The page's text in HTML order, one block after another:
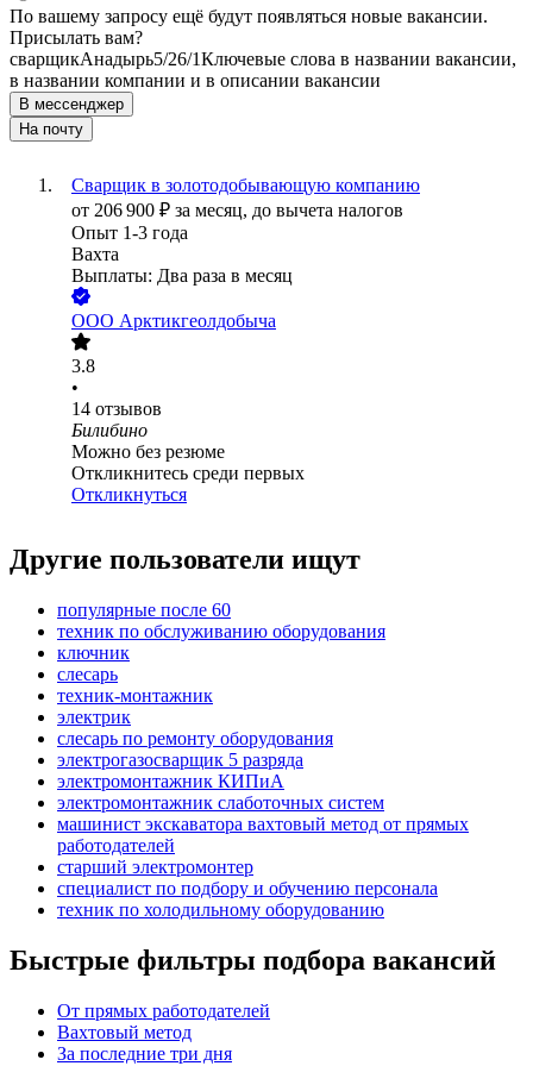
По вашему запросу ещё будут появляться новые вакансии.
Присылать вам?
сварщикАнадырь5/26/1Ключевые слова в названии вакансии,
в названии компании и в описании вакансии
В мессенджер
На почту
Сварщик в золотодобывающую компанию
от 206 900 ₽ за месяц, до вычета налогов
Опыт 1-3 года
Вахта
Выплаты: Два раза в месяц
ООО Арктикгеолдобыча
3.8
•
14 отзывов
Билибино
Можно без резюме
Откликнитесь среди первых
Откликнуться
Другие пользователи ищут
популярные после 60
техник по обслуживанию оборудования
ключник
слесарь
техник-монтажник
электрик
слесарь по ремонту оборудования
электрогазосварщик 5 разряда
электромонтажник КИПиА
электромонтажник слаботочных систем
машинист экскаватора вахтовый метод от прямых
работодателей
старший электромонтер
специалист по подбору и обучению персонала
техник по холодильному оборудованию
Быстрые фильтры подбора вакансий
От прямых работодателей
Вахтовый метод
За последние три дня